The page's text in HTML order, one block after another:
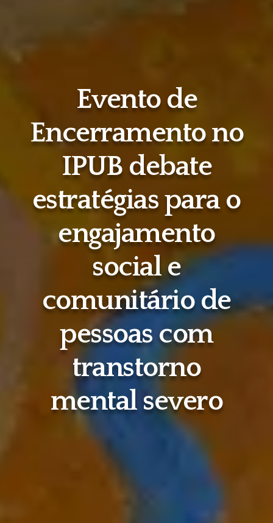
Evento de
Encerramento no
IPUB debate
estratégias para o
engajamento
social e
comunitário de
pessoas com
transtorno
mental severo